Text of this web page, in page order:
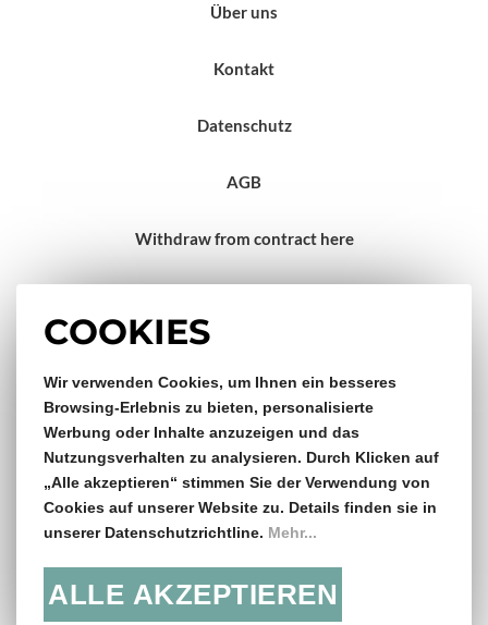
COOKIES
Wir verwenden Cookies, um Ihnen ein besseres
Browsing-Erlebnis zu bieten, personalisierte
Werbung oder Inhalte anzuzeigen und das
Nutzungsverhalten zu analysieren. Durch Klicken auf
„Alle akzeptieren“ stimmen Sie der Verwendung von
Cookies auf unserer Website zu. Details finden sie in
unserer Datenschutzrichtline. Mehr...
ALLE AKZEPTIEREN
Über uns
Kontakt
Datenschutz
AGB
Withdraw from contract here
Gratis Versand & Rückversand
ab €150,- Bestellwert
14 Tage Rückgaberecht